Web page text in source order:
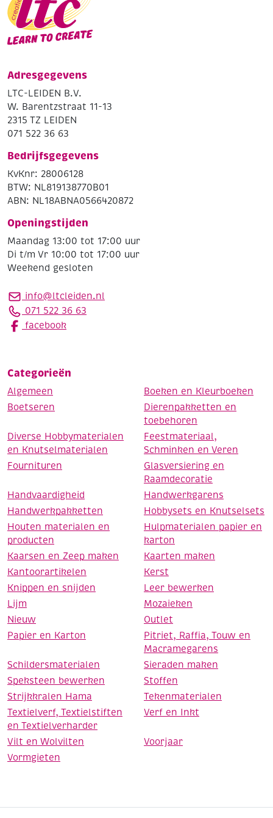
Adresgegevens
LTC-LEIDEN B.V.
W. Barentzstraat 11-13
2315 TZ LEIDEN
071 522 36 63
Bedrijfsgegevens
KvKnr: 28006128
BTW: NL819138770B01
ABN: NL18ABNA0566420872
Openingstijden
Maandag 13:00 tot 17:00 uur
Di t/m Vr 10:00 tot 17:00 uur
Weekend gesloten
info@ltcleiden.nl
071 522 36 63
facebook
Categorieën
Algemeen
Boeken en Kleurboeken
Boetseren
Dierenpakketten en
toebehoren
Diverse Hobbymaterialen
en Knutselmaterialen
Feestmateriaal,
Schminken en Veren
Fournituren
Glasversiering en
Raamdecoratie
Handvaardigheid
Handwerkgarens
Handwerkpakketten
Hobbysets en Knutselsets
Houten materialen en
producten
Hulpmaterialen papier en
karton
Kaarsen en Zeep maken
Kaarten maken
Kantoorartikelen
Kerst
Knippen en snijden
Leer bewerken
Lijm
Mozaieken
Nieuw
Outlet
Papier en Karton
Pitriet, Raffia, Touw en
Macramegarens
Schildersmaterialen
Sieraden maken
Speksteen bewerken
Stoffen
Strijkkralen Hama
Tekenmaterialen
Textielverf, Textielstiften
en Textielverharder
Verf en Inkt
Vilt en Wolvilten
Voorjaar
Vormgieten